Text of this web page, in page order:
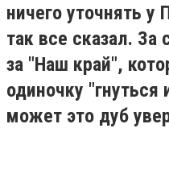
ничего уточнять у
так все сказал. За
за "Наш край",
одиночку
может это дуб